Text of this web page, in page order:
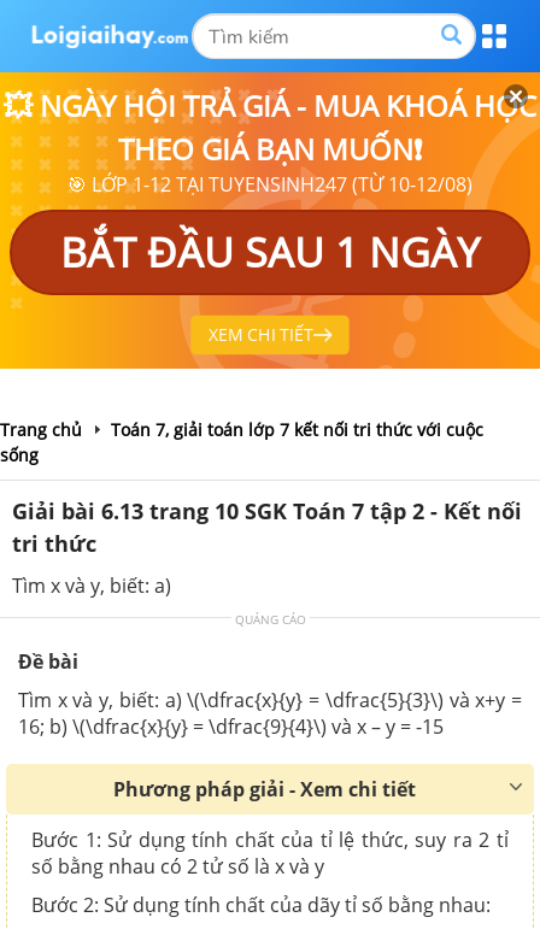
💥 NGÀY HỘI TRẢ GIÁ - MUA KHOÁ HỌC
THEO GIÁ BẠN MUỐN❗
🎯 LỚP 1-12 TẠI TUYENSINH247 (TỪ 10-12/08)
BẮT ĐẦU SAU 1 NGÀY
XEM CHI TIẾT
Trang chủ
Toán 7, giải toán lớp 7 kết nối tri thức với cuộc
sống
Giải bài 6.13 trang 10 SGK Toán 7 tập 2 - Kết nối
tri thức
Tìm x và y, biết: a)
QUẢNG CÁO
Đề bài
Tìm x và y, biết: a)\(\dfrac{x}{y} = \dfrac{5}{3}\) và x+y =
16; b) \(\dfrac{x}{y} = \dfrac{9}{4}\) và x – y = -15
Phương pháp giải - Xem chi tiết
Bước 1: Sử dụng tính chất của tỉ lệ thức, suy ra 2 tỉ
số bằng nhau có 2 tử số là x và y
Bước 2: Sử dụng tính chất của dãy tỉ số bằng nhau: